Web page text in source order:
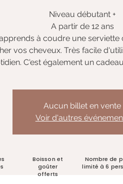
Niveau débutant +
A partir de 12 ans
à coudre une
vos cheveux. Très facile
C'est également un
Aucun billet en vente
Voir d'autres
Boisson et
goûter
offerts
Nombre de
limité à 6